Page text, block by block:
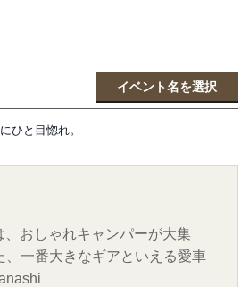
イベント名を選択
ひと目惚れ。
おしゃれキャンパーが大集
一番大きなギアといえる愛車